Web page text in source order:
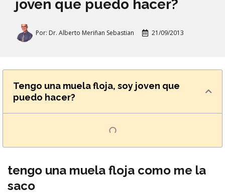
joven que puedo hacer?
Por: Dr. Alberto Meriñan Sebastian 21/09/2013
Tengo una muela floja, soy joven que
puedo hacer?
tengo una muela floja como me la
saco